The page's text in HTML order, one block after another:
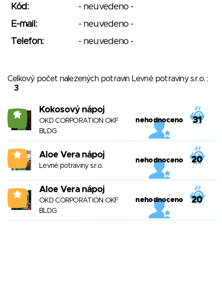
Kód:
- neuvedeno -
E-mail:
- neuvedeno -
Telefon:
- neuvedeno -
Celkový počet nalezených potravin Levné potraviny s.r.o. :
3
15 Kokosový nápoj
OKD CORPORATION OKF
BLDG
nehodnoceno 31
2 Aloe Vera nápoj
Levné potraviny s.r.o.
nehodnoceno 20
2 Aloe Vera nápoj
OKD CORPORATION OKF
BLDG
nehodnoceno 20